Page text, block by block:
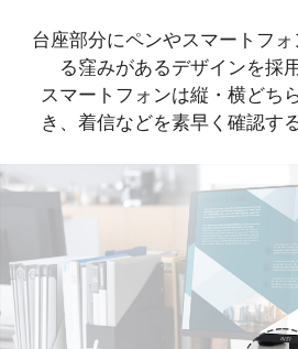
台座部分にペンやスマートフ
る窪みがあるデザインを採
スマートフォンは縦・横どち
き、着信などを素早く確認す